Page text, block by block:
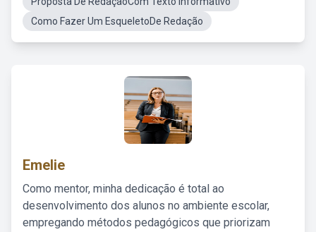
Como Fazer Um EsqueletoDe Redação
Emelie
Como mentor, minha dedicação é total ao
desenvolvimento dos alunos no ambiente escolar,
empregando métodos pedagógicos que priorizam